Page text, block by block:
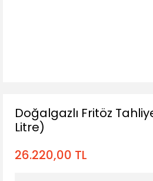
Doğalgazlı Fritöz
Litre)
26.220,00 TL